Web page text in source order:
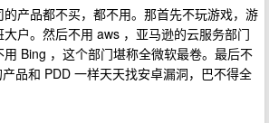
产品都不买，都不用。那首先不玩游戏，游
户。然后不用 aws ，亚马逊的云服务部门
Bing ，这个部门堪称全微软最卷。最后不
品和 PDD 一样天天找安卓漏洞，巴不得全